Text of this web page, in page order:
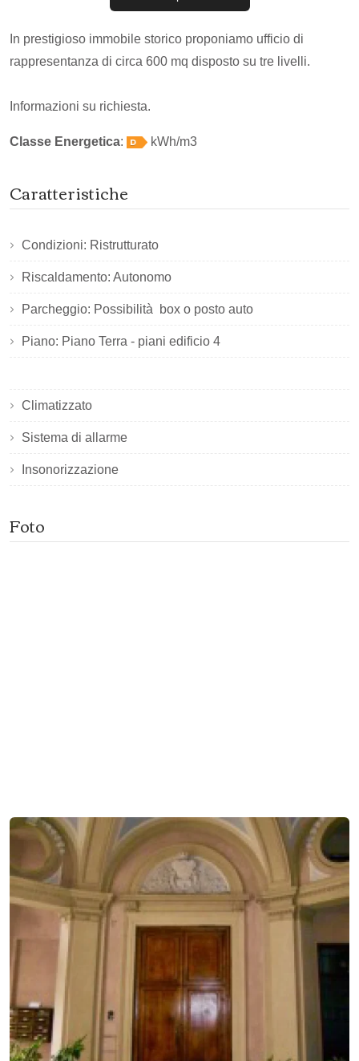
In prestigioso immobile storico proponiamo ufficio di
rappresentanza di circa 600 mq disposto su tre livelli.
Informazioni su richiesta.
Classe Energetica: kWh/m3
Caratteristiche
Condizioni: Ristrutturato
Riscaldamento: Autonomo
Parcheggio: Possibilità box o posto auto
Piano: Piano Terra - piani edificio 4
Climatizzato
Sistema di allarme
Insonorizzazione
Foto